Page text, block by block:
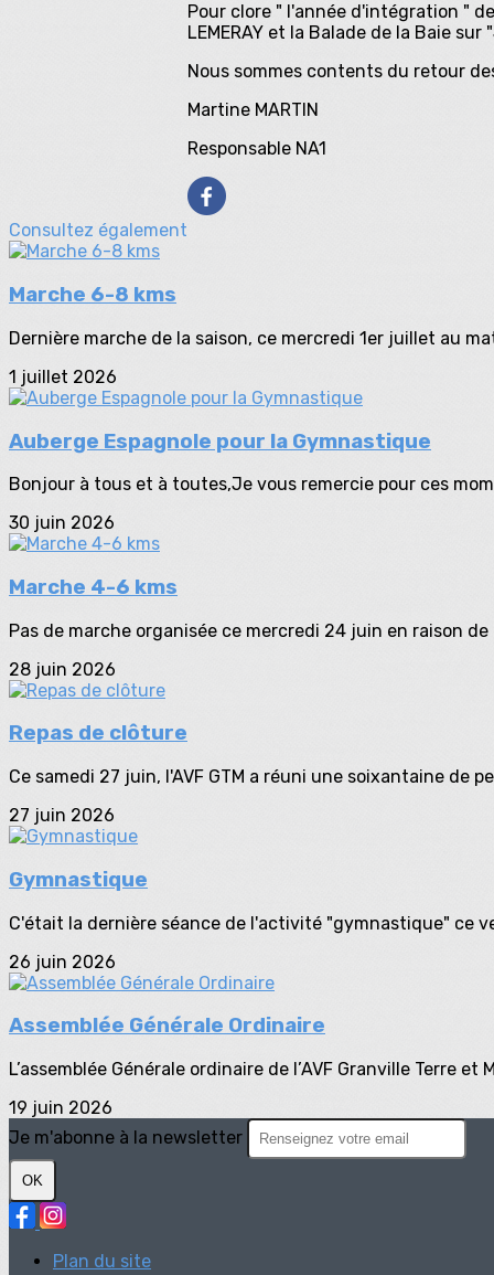
Pour clore " l'année d'intégration "
LEMERAY et la Balade de la Baie
Nous sommes contents du retour
Martine MARTIN
Responsable NA1
Consultez également
Marche 6-8 kms
Dernière marche de la saison, ce mercredi 1er juillet au
1 juillet 2026
Auberge Espagnole pour la Gymnastique
Bonjour à tous et à toutes,Je vous remercie pour ces
30 juin 2026
Marche 4-6 kms
Pas de marche organisée ce mercredi 24 juin en raison
28 juin 2026
Repas de clôture
Ce samedi 27 juin, l'AVF GTM a réuni une soixantaine de
27 juin 2026
Gymnastique
C'était la dernière séance de l'activité "gymnastique" ce
26 juin 2026
Assemblée Générale Ordinaire
L’assemblée Générale ordinaire de l’AVF Granville Terre et
19 juin 2026
Je m'abonne à la newsletter
OK
Plan du site